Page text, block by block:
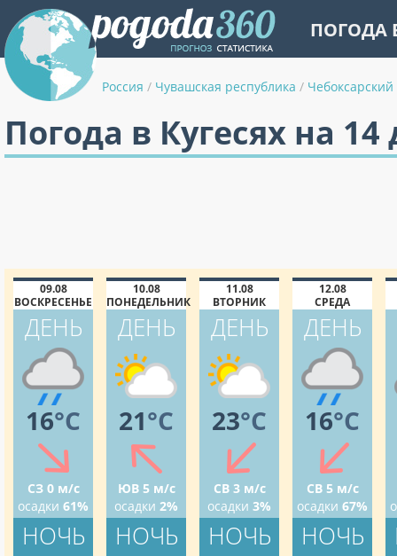
ПОГОДА
Россия / Чувашская республика /
Погода в Кугесях на 14
09.08
ВОСКРЕСЕНЬЕ
ДЕНЬ
16°C
СЗ 0 м/с
осадки 61%
НОЧЬ
10.08
ПОНЕДЕЛЬНИК
ДЕНЬ
21°C
ЮВ 5 м/с
осадки 2%
НОЧЬ
11.08
ВТОРНИК
ДЕНЬ
23°C
СВ 3 м/с
осадки 3%
НОЧЬ
12.08
СРЕДА
ДЕНЬ
16°C
СВ 5 м/с
осадки 67%
НОЧЬ